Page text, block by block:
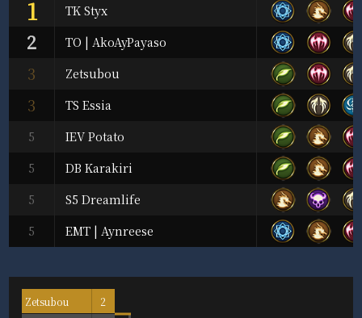
1 TK Styx
2 TO | AkoAyPayaso
3 Zetsubou
3
TS Essia
5
IEV Potato
5
DB Karakiri
5
S5 Dreamlife
5
EMT | Aynreese
Zetsubou
2